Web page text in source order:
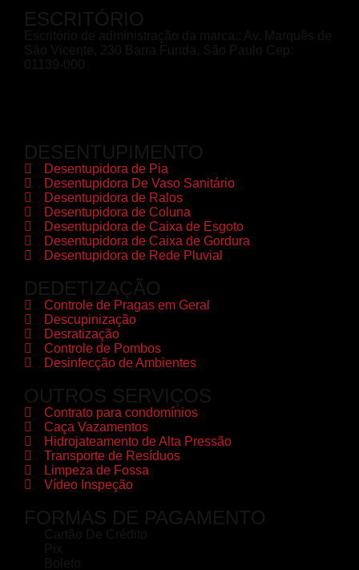
ESCRITÓRIO
DESENTUPIMENTO
Desentupidora de Pia
Desentupidora De Vaso Sanitário
Desentupidora de Ralos
Desentupidora de Coluna
Desentupidora de Caixa de Esgoto
Desentupidora de Caixa de Gordura
Desentupidora de Rede Pluvial
DEDETIZAÇÃO
Controle de Pragas em Geral
Descupinização
Desratização
Controle de Pombos
Desinfecção de Ambientes
OUTROS SERVIÇOS
Contrato para condomínios
Caça Vazamentos
Hidrojateamento de Alta Pressão
Transporte de Resíduos
Limpeza de Fossa
Vídeo Inspeção
FORMAS DE PAGAMENTO